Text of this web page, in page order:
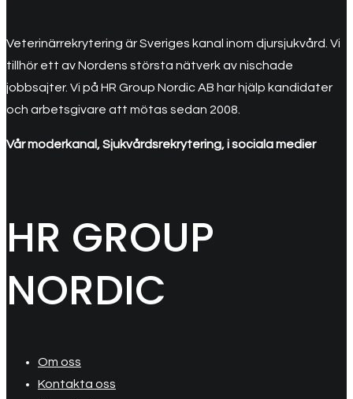
Veterinärrekrytering är Sveriges kanal inom djursjukvård. Vi
tillhör ett av Nordens största nätverk av nischade
jobbsajter. Vi på HR Group Nordic AB har hjälp kandidater
och arbetsgivare att mötas sedan 2008.
Vår moderkanal, Sjukvårdsrekrytering, i sociala medier
HR GROUP
NORDIC
Om oss
Kontakta oss